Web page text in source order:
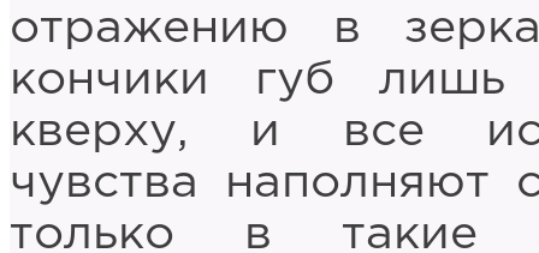
отражению в
кончики губ лишь
кверху, и все
чувства наполняют
только в такие